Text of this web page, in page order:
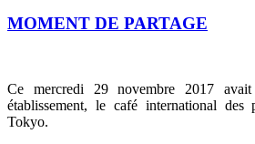
MOMENT DE PARTAGE
Ce mercredi 29 novembre 2017
établissement, le café international des
Tokyo.